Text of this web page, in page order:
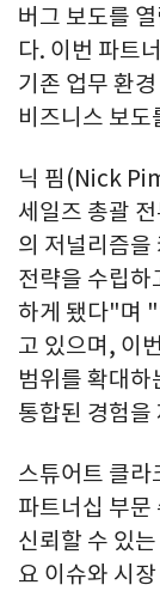
버그 보도를
다. 이번 파트
기존 업무 환
비즈니스 보도
닉 핌(Nick
세일즈 총괄
의 저널리즘을
전략을 수립하
하게 됐다"며 "
고 있으며, 이
범위를 확대
통합된 경험
스튜어트 클
파트너십 부문
신뢰할 수 있
요 이슈와 시